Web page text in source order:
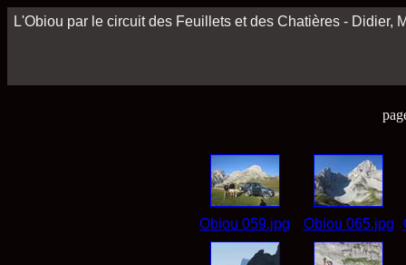
L'Obiou par le circuit des Feuillets et des Chatières - Didier,
Obiou 059.jpg Obiou 065.jpg